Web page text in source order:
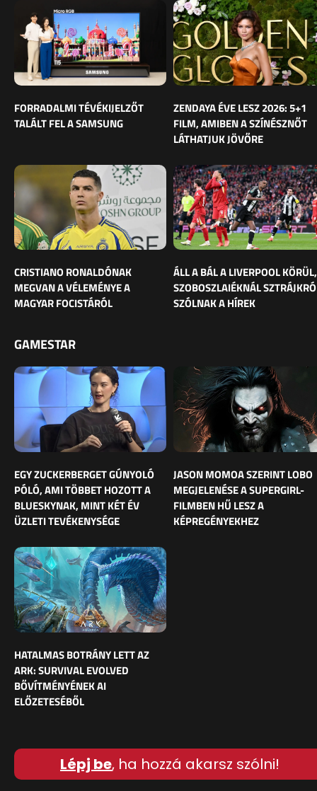
FORRADALMI TÉVÉKIJELZŐT
TALÁLT FEL A SAMSUNG
ZENDAYA ÉVE LESZ 2026: 5+1
FILM, AMIBEN A SZÍNÉSZNŐT
LÁTHATJUK JÖVŐRE
CRISTIANO RONALDÓNAK
MEGVAN A VÉLEMÉNYE A
MAGYAR FOCISTÁRÓL
ÁLL A BÁL A LIVERPOOL KÖRÜL,
SZOBOSZLAIÉKNÁL
SZÓLNAK A HÍREK
GAMESTAR
EGY ZUCKERBERGET GÚNYOLÓ
PÓLÓ, AMI TÖBBET HOZOTT A
BLUESKYNAK, MINT KÉT ÉV
ÜZLETI TEVÉKENYSÉGE
JASON MOMOA SZERINT LOBO
MEGJELENÉSE A SUPERGIRL-
FILMBEN HŰ LESZ A
KÉPREGÉNYEKHEZ
HATALMAS BOTRÁNY LETT AZ
ARK: SURVIVAL EVOLVED
BŐVÍTMÉNYÉNEK AI
ELŐZETESÉBŐL
Lépj be, ha hozzá akarsz szólni!